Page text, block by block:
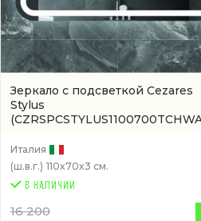
Зеркало с подсветкой Cezares
Stylus
Италия
(ш.в.г.) 110x70x3 см.
16 200